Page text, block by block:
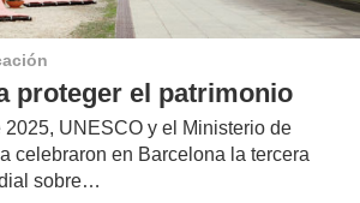
proteger el patrimonio
2025, UNESCO y el Ministerio de
celebraron en Barcelona la tercera
sobre…